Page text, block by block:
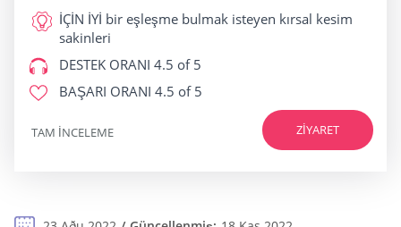
İÇİN İYİ bir eşleşme bulmak isteyen kırsal kesim
sakinleri
DESTEK ORANI 4.5 of 5
BAŞARI ORANI 4.5 of 5
ZIYARET
TAM INCELEME